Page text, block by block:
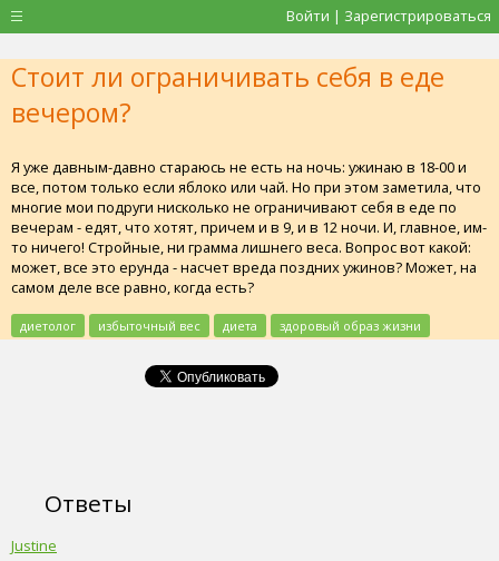
Войти | Зарегистрироваться
Стоит ли ограничивать себя в еде
вечером?
Я уже давным-давно стараюсь не есть на ночь: ужинаю в 18-00 и
все, потом только если яблоко или чай. Но при этом заметила, что
многие мои подруги нисколько не ограничивают себя в еде по
вечерам - едят, что хотят, причем и в 9, и в 12 ночи. И, главное, им-
то ничего! Стройные, ни грамма лишнего веса. Вопрос вот какой:
может, все это ерунда - насчет вреда поздних ужинов? Может, на
самом деле все равно, когда есть?
диетолог избыточный вес диета здоровый образ жизни
Ответы
Justine